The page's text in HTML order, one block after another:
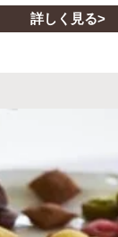
詳しく見る